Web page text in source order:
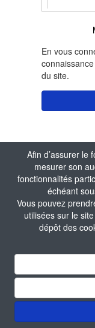
Afin d’assurer le
mesurer son
fonctionnalités
échéant
Vous pouvez
utilisées sur le
dépôt des
En vous
du site.